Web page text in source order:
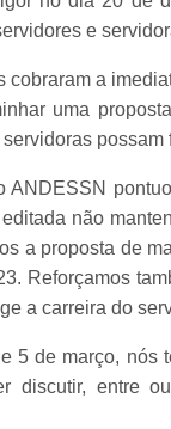
e
cobraram a
uma
possam
ANDESSN
não
a proposta de
Reforçamos
a carreira do
5 de março, nós
discutir, entre